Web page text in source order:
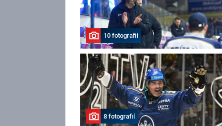
10 fotografií
8 fotografií